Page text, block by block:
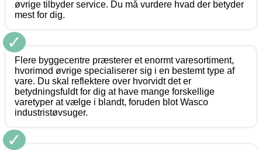
øvrige tilbyder service. Du må vurdere hvad der betyder
mest for dig.
✓
Flere byggecentre præsterer et enormt varesortiment,
hvorimod øvrige specialiserer sig i en bestemt type af
vare. Du skal reflektere over hvorvidt det er
betydningsfuldt for dig at have mange forskellige
varetyper at vælge i blandt, foruden blot Wasco
industristøvsuger.
✓